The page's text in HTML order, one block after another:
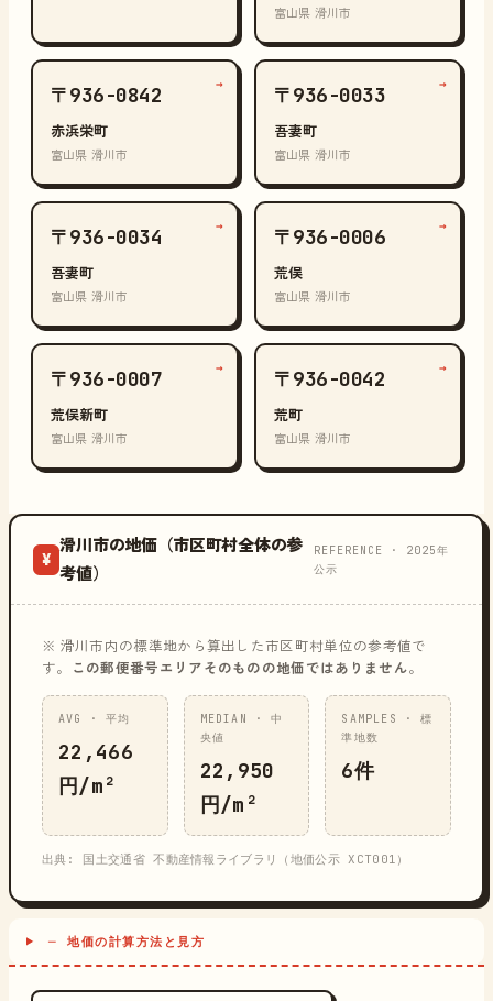
富山県 滑川市
〒936-0842
赤浜栄町
富山県 滑川市
→ 〒936-0033
吾妻町
富山県 滑川市
→
〒936-0034
吾妻町
富山県 滑川市
→ 〒936-0006
荒俣
富山県 滑川市
→
〒936-0007
荒俣新町
富山県 滑川市
→ 〒936-0042
荒町
富山県 滑川市
→
¥
滑川市の地価（市区町村全体の参
考値）
REFERENCE · 2025年
公示
※ 滑川市内の標準地から算出した市区町村単位の参考値で
す。
この郵便番号エリアそのものの地価ではありません。
AVG · 平均
22,466
円/m²
MEDIAN · 中
央値
22,950
円/m²
SAMPLES · 標
準地数
6件
出典: 国土交通省 不動産情報ライブラリ（地価公示 XCT001）
─ 地価の計算方法と見方